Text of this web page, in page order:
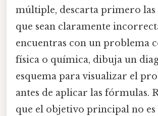
múltiple, descarta primero las
que sean claramente
encuentras con un problema
física o química, dibuja un
esquema para visualizar el
antes de aplicar las fórmulas.
que el objetivo principal no es